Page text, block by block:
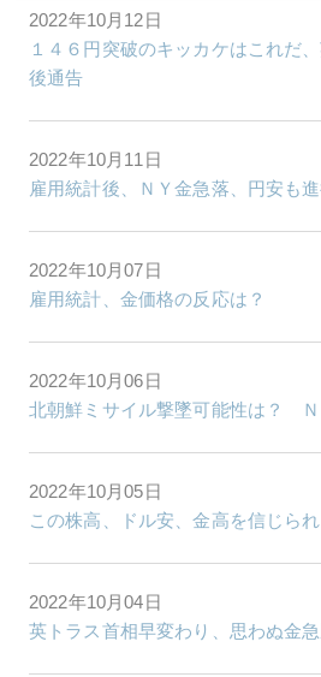
2022年10月12日
１４６円突破のキッカケはこれだ
後通告
2022年10月11日
雇用統計後、ＮＹ金急落、円安も
2022年10月07日
雇用統計、金価格の反応は？
2022年10月06日
北朝鮮ミサイル撃墜可能性は？
2022年10月05日
この株高、ドル安、金高を信じら
2022年10月04日
英トラス首相早変わり、思わぬ金